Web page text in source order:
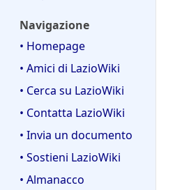
Navigazione
• Homepage
• Amici di LazioWiki
• Cerca su LazioWiki
• Contatta LazioWiki
• Invia un documento
• Sostieni LazioWiki
• Almanacco